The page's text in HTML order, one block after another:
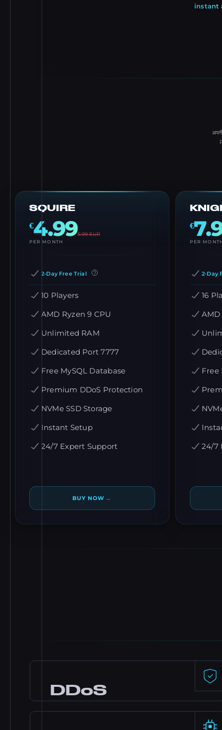
instant
SQUIRE
€4.995.99EUR
PER MONTH
2-Day Free Trial
10 Players
AMD Ryzen 9 CPU
Unlimited RAM
Dedicated Port 7777
Free MySQL Database
Premium DDoS Protection
NVMe SSD Storage
Instant Setup
24/7 Expert Support
BUY NOW →
€
PER
2-Day
16
AMD
Free
24/7
DDoS
Protection